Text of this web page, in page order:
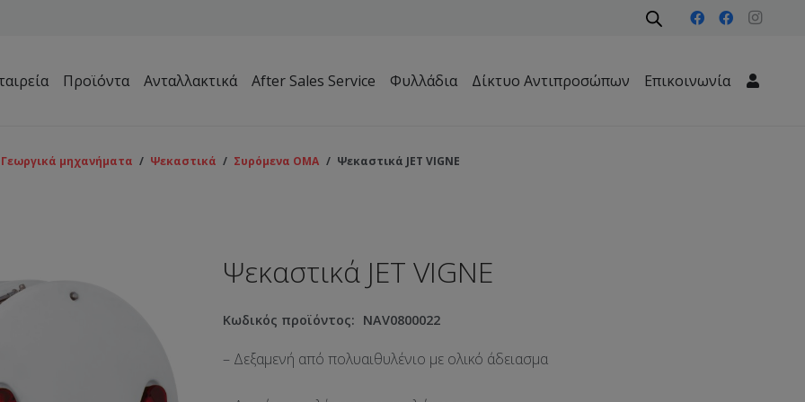
Προϊόντα Ανταλλακτικά After Sales Service Φυλλάδια Δίκτυο Αντιπροσώπων Επικοινωνία
Γεωργικά μηχανήματα / Ψεκαστικά / Συρόμενα ΟΜΑ / Ψεκαστικά JET VIGNE
Ψεκαστικά JET VIGNE
Κωδικός προϊόντος: NAV0800022
– Δεξαμενή από πολυαιθυλένιο με ολικό άδειασμα